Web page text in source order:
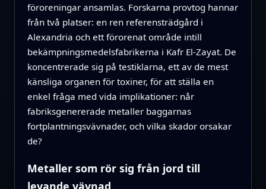
föroreningar ansamlas. Forskarna provtog hannar
från två platser: en ren referensträdgård i
Alexandria och ett förorenat område intill
bekämpningsmedelsfabrikerna i Kafr El‑Zayat. De
koncentrerade sig på testiklarna, ett av de mest
känsliga organen för toxiner, för att ställa en
enkel fråga med vida implikationer: når
fabriksgenererade metaller baggarnas
fortplantningsvävnader, och vilka skador orsakar
de?
Metaller som rör sig från jord till
levande vävnad